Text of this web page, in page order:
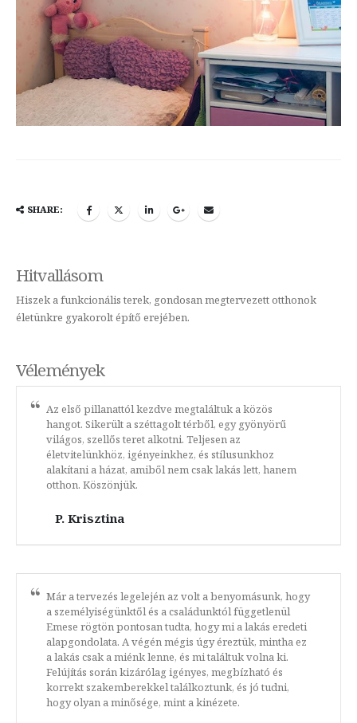
SHARE:
Hitvallásom
Hiszek a funkcionális terek, gondosan megtervezett otthonok
életünkre gyakorolt építő erejében.
Vélemények
Az első pillanattól kezdve megtaláltuk a közös
hangot. Sikerült a széttagolt térből, egy gyönyörű
világos, szellős teret alkotni. Teljesen az
életvitelünkhöz, igényeinkhez, és stílusunkhoz
alakítani a házat, amiből nem csak lakás lett, hanem
otthon. Köszönjük.
P. Krisztina
Már a tervezés legelején az volt a benyomásunk, hogy
a személyiségünktől és a családunktól függetlenül
Emese rögtön pontosan tudta, hogy mi a lakás eredeti
alapgondolata. A végén mégis úgy éreztük, mintha ez
a lakás csak a miénk lenne, és mi találtuk volna ki.
Felújítás során kizárólag igényes, megbízható és
korrekt szakemberekkel találkoztunk, és jó tudni,
hogy olyan a minősége, mint a kinézete.